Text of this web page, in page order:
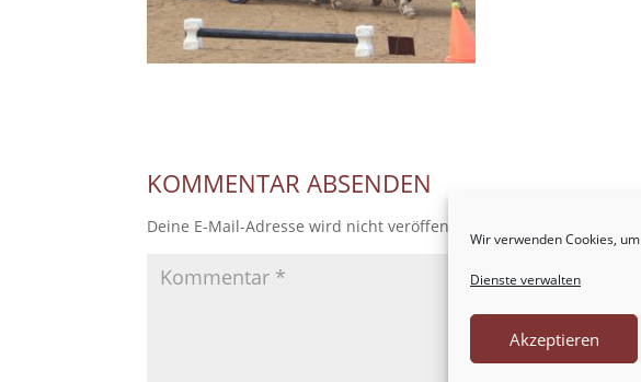
Wir verwenden Cookies,
Dienste verwalten
Akzeptieren
KOMMENTAR ABSENDEN
Deine E-Mail-Adresse wird nicht veröffentlicht.